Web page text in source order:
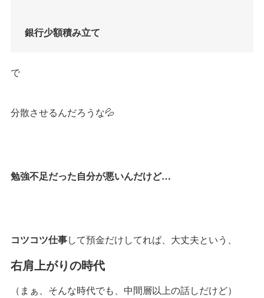
銀行少額積み立て
で
分散させるんだろうな💦
勉強不足だった自分が悪いんだけど…
コツコツ仕事して預金だけしてれば、大丈夫という、
右肩上がりの時代
（まぁ、そんな時代でも、中間層以上の話しだけど）